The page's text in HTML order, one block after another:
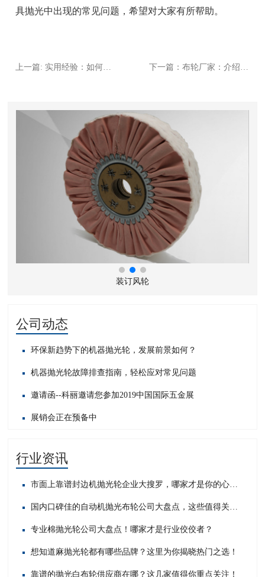
具抛光中出现的常见问题，希望对大家有所帮助。
上一篇: 实用经验：如何选择模具的抛光布轮? 下一篇：布轮厂家：介绍3D打印模型打磨抛光常用工具
装订风轮
公司动态
环保新趋势下的机器抛光轮，发展前景如何？
机器抛光轮故障排查指南，轻松应对常见问题​
邀请函--科丽邀请您参加2019中国国际五金展
展销会正在预备中
行业资讯
市面上靠谱封边机抛光轮企业大搜罗，哪家才是你的心头好？
国内口碑佳的自动机抛光布轮公司大盘点，这些值得关注！
专业棉抛光轮公司大盘点！哪家才是行业佼佼者？
想知道麻抛光轮都有哪些品牌？这里为你揭晓热门之选！
靠谱的抛光白布轮供应商在哪？这几家值得你重点关注！